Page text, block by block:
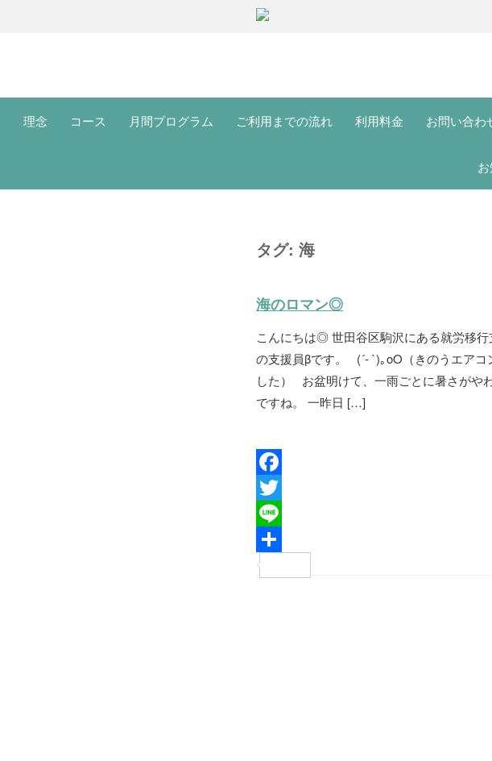
理念 コース 月間プログラム ご利用までの流れ 利用料金 お問い合わ
タグ: 海
海のロマン◎
こんにちは◎ 世田谷区駒沢にある就労移行
の支援員βです。 (´- `)｡oO（きのうエアコ
した） お盆明けて、一雨ごとに暑さがや
ですね。 一昨日 […]
F
a
c
e
T
w
i
L
i